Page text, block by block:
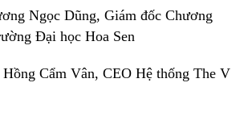
Ngọc Dũng, Giám đốc Chương
Đại học Hoa Sen
Cẩm Vân, CEO Hệ thống The V